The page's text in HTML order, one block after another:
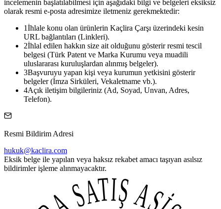
incelemenin başlatılabilmesi için aşağıdaki bilgi ve belgeleri eksiksiz
olarak resmi e-posta adresimize iletmeniz gerekmektedir:
1İhlale konu olan ürünlerin Kaçlira Çarşı üzerindeki kesin
URL bağlantıları (Linkleri).
2İhlal edilen hakkın size ait olduğunu gösterir resmi tescil
belgesi (Türk Patent ve Marka Kurumu veya muadili
uluslararası kuruluşlardan alınmış belgeler).
3Başvuruyu yapan kişi veya kurumun yetkisini gösterir
belgeler (İmza Sirküleri, Vekaletname vb.).
4Açık iletişim bilgileriniz (Ad, Soyad, Unvan, Adres,
Telefon).
Resmi Bildirim Adresi
hukuk@kaclira.com
Eksik belge ile yapılan veya haksız rekabet amacı taşıyan asılsız
bildirimler işleme alınmayacaktır.